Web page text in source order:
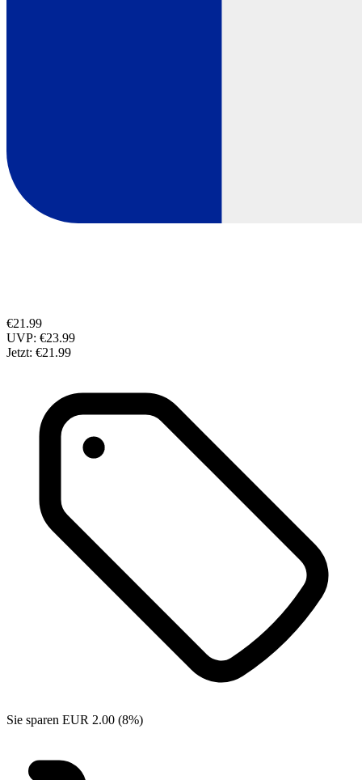
€21.99
UVP: €23.99
Jetzt: €21.99
Sie sparen EUR 2.00 (8%)